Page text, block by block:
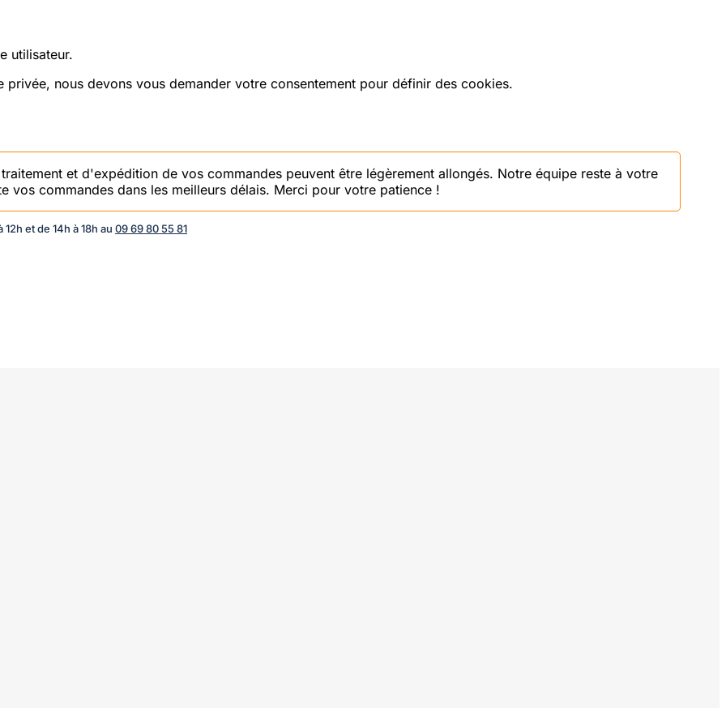
utilisateur.
nous devons vous demander votre consentement pour définir des cookies.
et d'expédition de vos commandes peuvent être légèrement allongés. Notre équipe reste à votre
vos commandes dans les meilleurs délais. Merci pour votre patience !
et de 14h à 18h au 09 69 80 55 81